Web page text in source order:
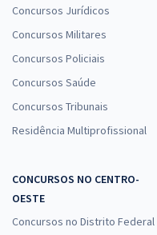
Concursos Jurídicos
Concursos Militares
Concursos Policiais
Concursos Saúde
Concursos Tribunais
Residência Multiprofissional
CONCURSOS NO CENTRO-
OESTE
Concursos no Distrito Federal